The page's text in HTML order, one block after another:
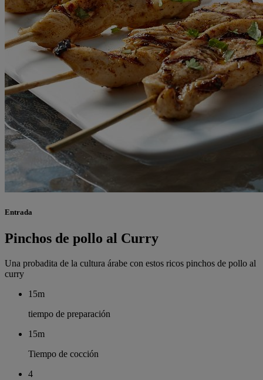
Entrada
Pinchos de pollo al Curry
Una probadita de la cultura árabe con estos ricos pinchos de pollo al
curry
15m
tiempo de preparación
15m
Tiempo de cocción
4